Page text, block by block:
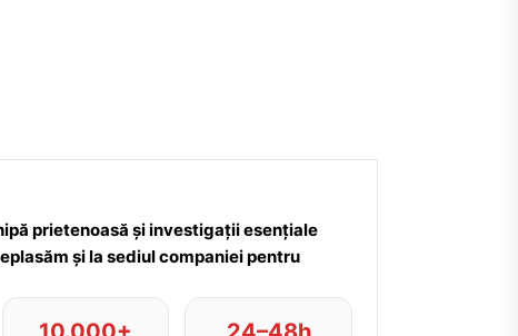
prietenoasă și investigații esențiale
și la sediul companiei pentru